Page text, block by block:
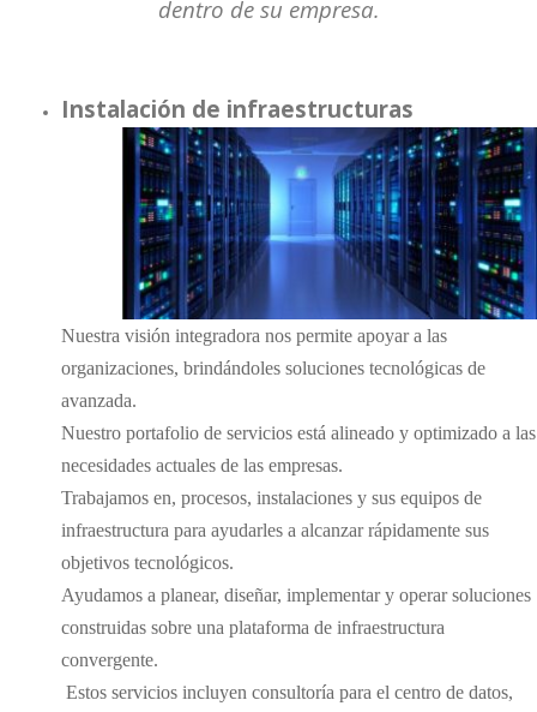
dentro de su empresa.
Instalación de infraestructuras
Nuestra visión integradora nos permite apoyar a las
organizaciones, brindándoles soluciones tecnológicas de
avanzada.
Nuestro portafolio de servicios está alineado y optimizado a las
necesidades actuales de las empresas.
Trabajamos en, procesos, instalaciones y sus equipos de
infraestructura para ayudarles a alcanzar rápidamente sus
objetivos tecnológicos.
Ayudamos a planear, diseñar, implementar y operar soluciones
construidas sobre una plataforma de infraestructura
convergente.
Estos servicios incluyen consultoría para el centro de datos,